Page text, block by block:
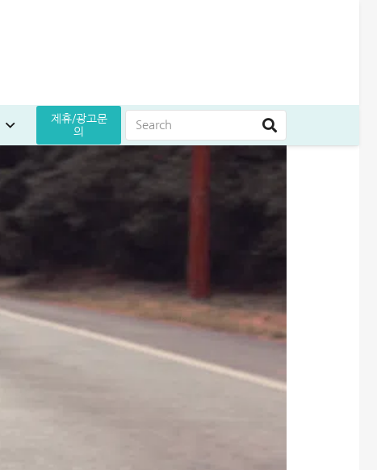
제휴/광고문
의